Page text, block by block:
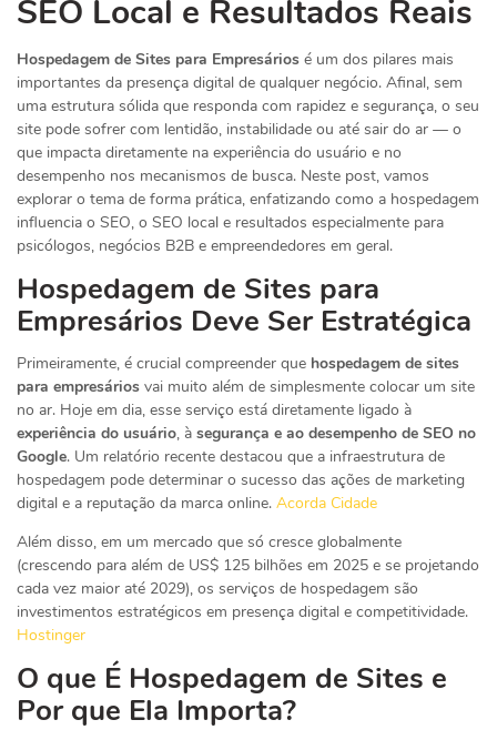
SEO Local e Resultados Reais
Hospedagem de Sites para Empresários é um dos pilares mais
importantes da presença digital de qualquer negócio. Afinal, sem
uma estrutura sólida que responda com rapidez e segurança, o seu
site pode sofrer com lentidão, instabilidade ou até sair do ar — o
que impacta diretamente na experiência do usuário e no
desempenho nos mecanismos de busca. Neste post, vamos
explorar o tema de forma prática, enfatizando como a hospedagem
influencia o SEO, o SEO local e resultados especialmente para
psicólogos, negócios B2B e empreendedores em geral.
Hospedagem de Sites para
Empresários Deve Ser Estratégica
Primeiramente, é crucial compreender que hospedagem de sites
para empresários vai muito além de simplesmente colocar um site
no ar. Hoje em dia, esse serviço está diretamente ligado à
experiência do usuário, à segurança e ao desempenho de SEO no
Google. Um relatório recente destacou que a infraestrutura de
hospedagem pode determinar o sucesso das ações de marketing
digital e a reputação da marca online. Acorda Cidade
Além disso, em um mercado que só cresce globalmente
(crescendo para além de US$ 125 bilhões em 2025 e se projetando
cada vez maior até 2029), os serviços de hospedagem são
investimentos estratégicos em presença digital e competitividade.
Hostinger
O que É Hospedagem de Sites e
Por que Ela Importa?